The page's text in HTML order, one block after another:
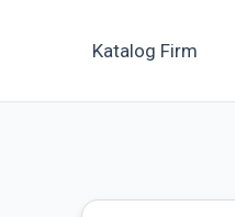
Katalog Firm